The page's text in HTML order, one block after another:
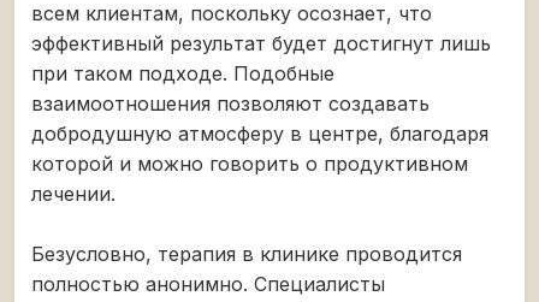
всем клиентам, поскольку осознает, что
эффективный результат будет достигнут лишь
при таком подходе. Подобные
взаимоотношения позволяют создавать
добродушную атмосферу в центре, благодаря
которой и можно говорить о продуктивном
лечении.
Безусловно, терапия в клинике проводится
полностью анонимно. Специалисты